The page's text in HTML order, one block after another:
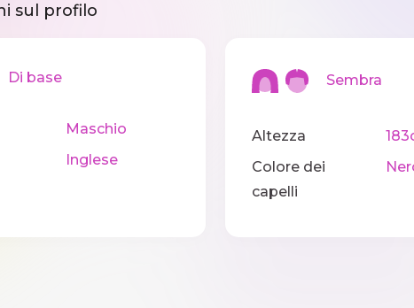
sul profilo
base
Maschio
Inglese
Sembra
Altezza
Colore dei
capelli